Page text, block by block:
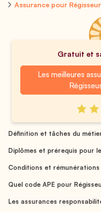
Assurance pour
Gratuit et
Les meilleures
Définition et tâches du
Diplômes et prérequis pour
Conditions et rémunérations
Quel code APE pour
Les assurances